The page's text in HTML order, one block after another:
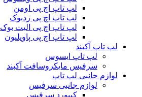
لپ تاپ اچ پی اومن
لپ تاپ اچ پی زدبوک
لپ تاپ اچ پی الیت بوک
لپ تاپ اچ پی پاویلیون
لپ تاپ آکبند
لپ تاپ ایسوس
سرفیس مایکروسافت آکبند
لوازم جانبی لپ تاپ
لوازم جانبی سرفیس
کیبورد سرفیس